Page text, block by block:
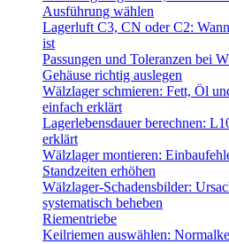
Ausführung wählen
Lagerluft C3, CN oder C2:
ist
Passungen und Toleranzen bei
Gehäuse richtig auslegen
Wälzlager schmieren: Fett, Öl
einfach erklärt
Lagerlebensdauer berechnen:
erklärt
Wälzlager montieren:
Standzeiten erhöhen
Wälzlager-Schadensbilder:
systematisch beheben
Riementriebe
Keilriemen auswählen: